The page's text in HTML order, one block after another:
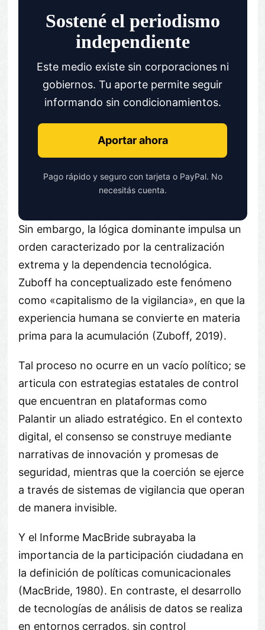
Sostené el periodismo
independiente
Este medio existe sin corporaciones ni
gobiernos. Tu aporte permite seguir
informando sin condicionamientos.
Aportar ahora
Pago rápido y seguro con tarjeta o PayPal. No
necesitás cuenta.
Sin embargo, la lógica dominante impulsa un
orden caracterizado por la centralización
extrema y la dependencia tecnológica.
Zuboff ha conceptualizado este fenómeno
como «capitalismo de la vigilancia», en que la
experiencia humana se convierte en materia
prima para la acumulación (Zuboff, 2019).
Tal proceso no ocurre en un vacío político; se
articula con estrategias estatales de control
que encuentran en plataformas como
Palantir un aliado estratégico. En el contexto
digital, el consenso se construye mediante
narrativas de innovación y promesas de
seguridad, mientras que la coerción se ejerce
a través de sistemas de vigilancia que operan
de manera invisible.
Y el Informe MacBride subrayaba la
importancia de la participación ciudadana en
la definición de políticas comunicacionales
(MacBride, 1980). En contraste, el desarrollo
de tecnologías de análisis de datos se realiza
en entornos cerrados, sin control